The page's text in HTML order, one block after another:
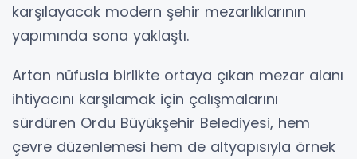
karşılayacak modern şehir mezarlıklarının
yapımında sona yaklaştı.
Artan nüfusla birlikte ortaya çıkan mezar alanı
ihtiyacını karşılamak için çalışmalarını
sürdüren Ordu Büyükşehir Belediyesi, hem
çevre düzenlemesi hem de altyapısıyla örnek